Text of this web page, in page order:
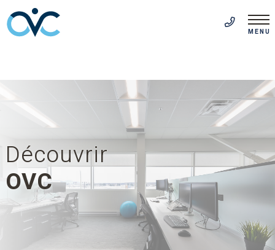
MENU
Découvrir
OVC